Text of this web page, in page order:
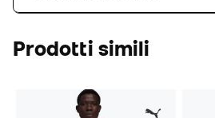
Prodotti simili